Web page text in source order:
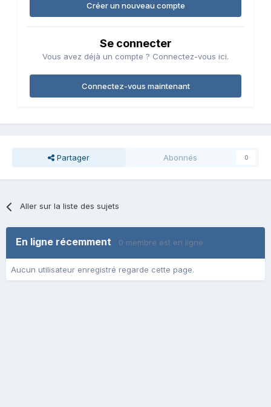
Créer un nouveau compte
Se connecter
Vous avez déjà un compte ? Connectez-vous ici.
Connectez-vous maintenant
Partager Abonnés 0
Aller sur la liste des sujets
En ligne récemment 0 membre est en ligne
Aucun utilisateur enregistré regarde cette page.